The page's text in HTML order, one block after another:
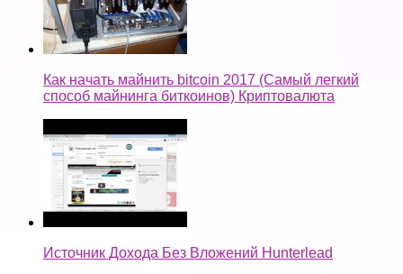
Как начать майнить bitcoin 2017 (Самый легкий
способ майнинга биткоинов) Криптовалюта
Источник Дохода Без Вложений Hunterlead